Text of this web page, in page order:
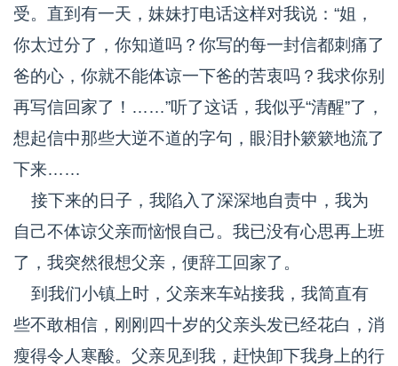
受。直到有一天，妹妹打电话这样对我说：“姐，
你太过分了，你知道吗？你写的每一封信都刺痛了
爸的心，你就不能体谅一下爸的苦衷吗？我求你别
再写信回家了！……”听了这话，我似乎“清醒”了，
想起信中那些大逆不道的字句，眼泪扑簌簌地流了
下来……
接下来的日子，我陷入了深深地自责中，我为
自己不体谅父亲而恼恨自己。我已没有心思再上班
了，我突然很想父亲，便辞工回家了。
到我们小镇上时，父亲来车站接我，我简直有
些不敢相信，刚刚四十岁的父亲头发已经花白，消
瘦得令人寒酸。父亲见到我，赶快卸下我身上的行